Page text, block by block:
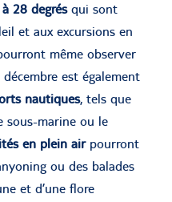
28 degrésqui sont
et aux excursions en
même observer
est également
nautiques, tels que
sous-marine ou le
en plein airpourront
ou des balades
et d’une flore